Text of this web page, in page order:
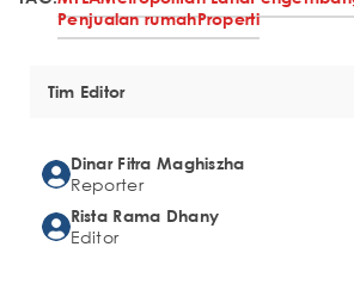
Penjualan rumahProperti
Tim Editor
Dinar Fitra Maghiszha
Reporter
Rista Rama Dhany
Editor